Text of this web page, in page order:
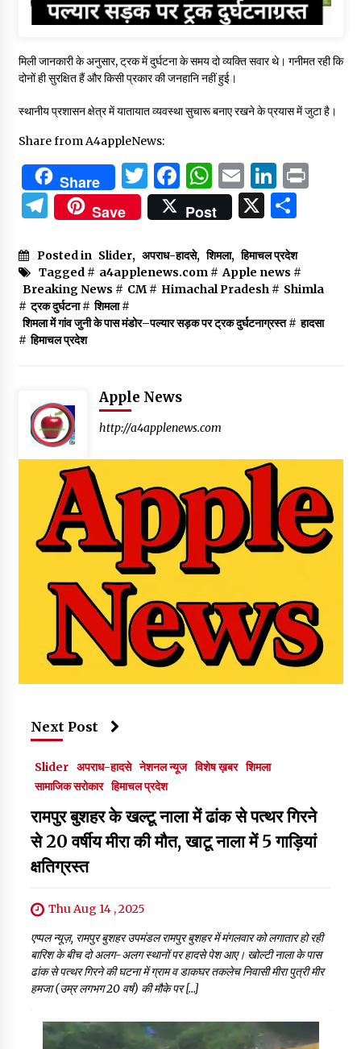
मिली जानकारी के अनुसार, ट्रक में दुर्घटना के समय दो व्यक्ति सवार थे। गनीमत रही कि
दोनों ही सुरक्षित हैं और किसी प्रकार की जनहानि नहीं हुई।
स्थानीय प्रशासन क्षेत्र में यातायात व्यवस्था सुचारू बनाए रखने के प्रयास में जुटा है।
Share from A4appleNews:
Share Twitter
Facebook
WhatsApp
Email
Telegram
Save Post X
Posted in Slider, अपराध-हादसे, शिमला, हिमाचल प्रदेश
Tagged # a4applenews.com# Apple news #
Breaking News # CM# Himachal Pradesh# Shimla
# ट्रक दुर्घटना# शिमला#
शिमला में गांव जुनी के पास मंडोर–पल्यार सड़क पर ट्रक दुर्घटनाग्रस्त# हादसा
# हिमाचल प्रदेश
Apple News
http://a4applenews.com
Next Post
Slider अपराध-हादसे नेशनल न्यूज विशेष ख़बर शिमला
सामाजिक सरोकार हिमाचल प्रदेश
रामपुर बुशहर के खल्टू नाला में ढांक से पत्थर गिरने
से 20 वर्षीय मीरा की मौत, खाटू नाला में 5 गाड़ियां
क्षतिग्रस्त
Thu Aug 14 , 2025
एप्पल न्यूज़, रामपुर बुशहर उपमंडल रामपुर बुशहर में मंगलवार को लगातार हो रही
बारिश के बीच दो अलग-अलग स्थानों पर हादसे पेश आए। खोल्टी नाला के पास
ढांक से पत्थर गिरने की घटना में ग्राम व डाकघर तकलेच निवासी मीरा पुत्री मीर
हमजा (उम्र लगभग 20 वर्ष) की मौके पर […]